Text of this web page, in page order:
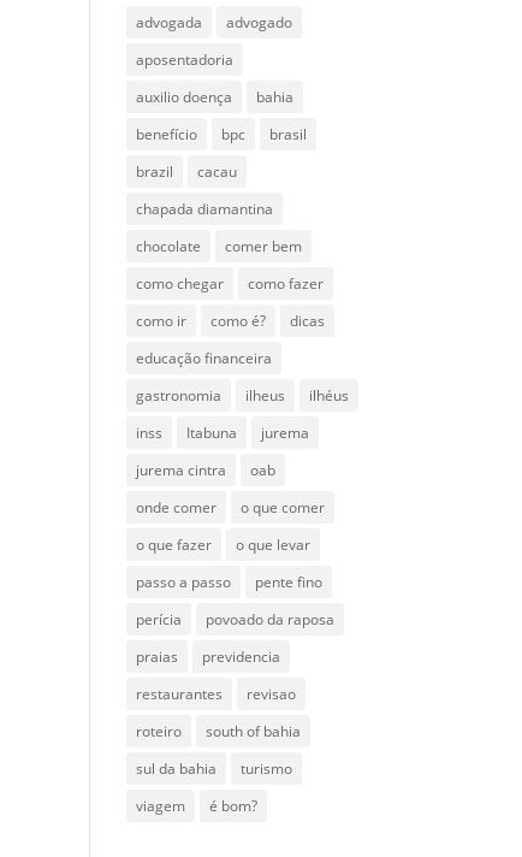
advogada
advogado
aposentadoria
auxilio doença
bahia
benefício
bpc
brasil
brazil
cacau
chapada diamantina
chocolate
comer bem
como chegar
como fazer
como ir
como é?
dicas
educação financeira
gastronomia
ilheus
ilhéus
inss
Itabuna
jurema
jurema cintra
oab
onde comer
o que comer
o que fazer
o que levar
passo a passo
pente fino
perícia
povoado da raposa
praias
previdencia
restaurantes
revisao
roteiro
south of bahia
sul da bahia
turismo
viagem
é bom?